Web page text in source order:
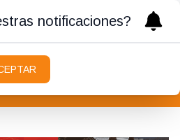
notificaciones?